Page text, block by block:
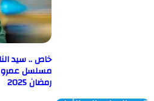
خاص .. سيد الناس إسم
مسلسل عمرو سعد فى